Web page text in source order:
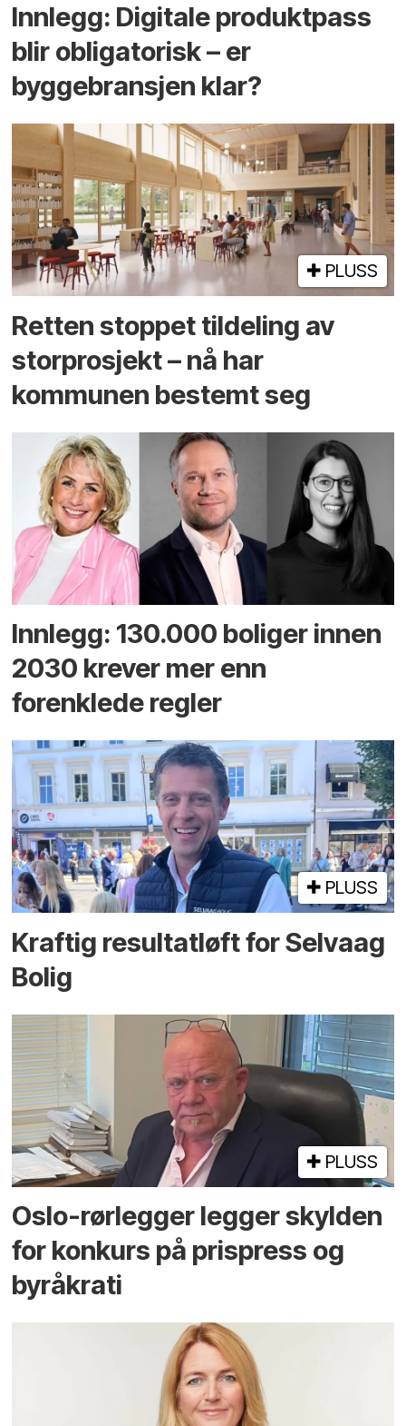
Innlegg: Digitale produktpass
blir obligatorisk – er
byggebransjen klar?
PLUSS
Retten stoppet tildeling av
storprosjekt – nå har
kommunen bestemt seg
Innlegg: 130.000 boliger innen
2030 krever mer enn
forenklede regler
PLUSS
Kraftig resultatløft for Selvaag
Bolig
PLUSS
Oslo-rørlegger legger skylden
for konkurs på prispress og
byråkrati